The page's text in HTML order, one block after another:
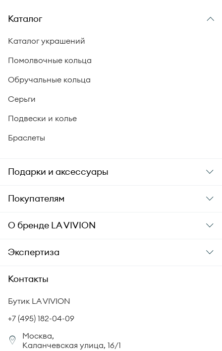
Каталог
Каталог украшений
Помолвочные кольца
Обручальные кольца
Серьги
Подвески и колье
Браслеты
Подарки и аксессуары
Подарки
Уход за украшениями
Аксессуары
Покупателям
Заказ и оплата
Гарантия подлинности
Комплект документов
Политика возврата
Сертификация бриллиантов
Юридическая информация
О бренде LA VIVION
О компании
СМИ о нас
Корпоративный портал
Экспертиза
Академия LA VIVION
Статьи
Контакты
Бутик LA VIVION
+7 (495) 182-04-09
Москва,
Каланчевская улица, 16/1